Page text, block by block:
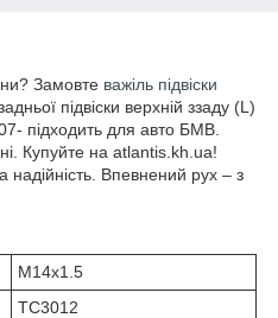
Замовте важіль підвіски
підвіски верхній ззаду (L)
підходить для авто БМВ.
Купуйте на atlantis.kh.ua!
надійність. Впевнений рух – з
M14x1.5
TC3012